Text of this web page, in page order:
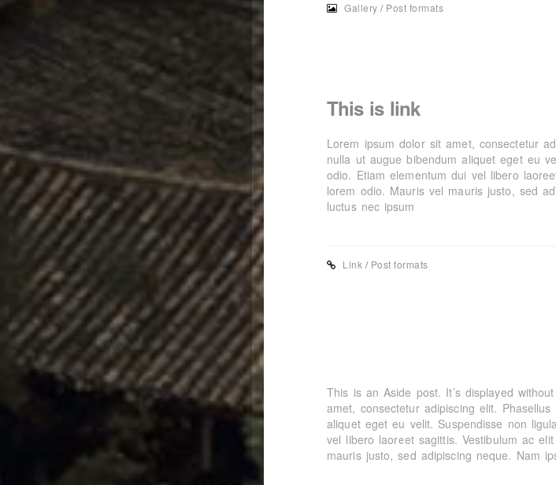
Gallery / Post formats
This is link
Lorem ipsum dolor sit amet, consectetur
nulla ut augue bibendum aliquet eget eu
odio. Etiam elementum dui vel libero
lorem odio. Mauris vel mauris justo, sed
luctus nec ipsum
Link / Post formats
This is an Aside post. It’s displayed
amet, consectetur adipiscing elit.
aliquet eget eu velit. Suspendisse non
vel libero laoreet sagittis. Vestibulum ac
mauris justo, sed adipiscing neque. Nam